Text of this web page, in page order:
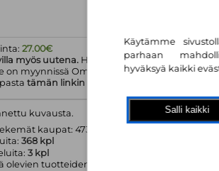
27.00€
myös uutena.Hinta
26.20€
on myynnissä Omakaupassa
tämän linkin
kuvausta.
kaupat: 473 kpl
368 kpl
3 kpl
olevien tuotteiden määrä (kts. alla): 923 kpl
Käytämme
parhaan
hyväksyä kaikki
Salli kaikki